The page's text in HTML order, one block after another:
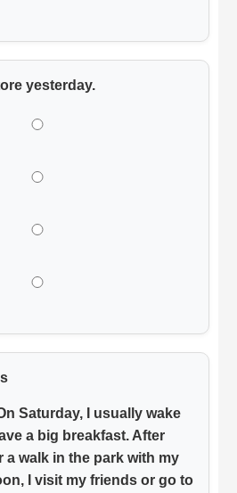
yesterday.
Saturday, I usually wake
a big breakfast. After
a walk in the park with my
I visit my friends or go to